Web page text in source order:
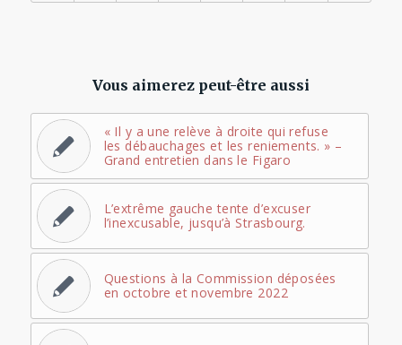
Vous aimerez peut-être aussi
« Il y a une relève à droite qui refuse
les débauchages et les reniements. » –
Grand entretien dans le Figaro
L’extrême gauche tente d’excuser
l’inexcusable, jusqu’à Strasbourg.
Questions à la Commission déposées
en octobre et novembre 2022